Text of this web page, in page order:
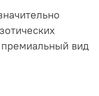
вид